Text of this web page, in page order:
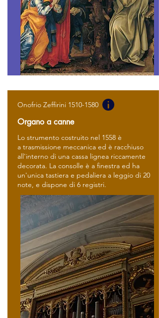
Onofrio Zeffirini 1510-1580
Organo a canne
Lo strumento costruito nel 1558 è
a trasmissione meccanica ed è racchiuso
all'interno di una cassa lignea riccamente
decorata. La consolle è a finestra ed ha
un'unica tastiera e pedaliera a leggio di 20
note, e dispone di 6 registri.